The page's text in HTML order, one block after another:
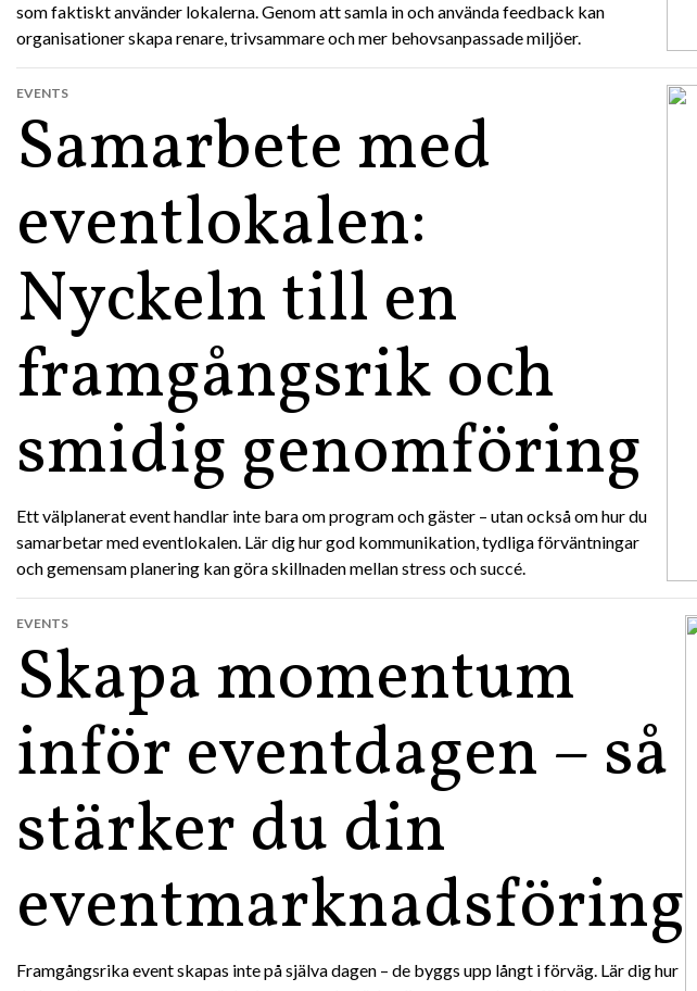
som faktiskt använder lokalerna. Genom att samla in och använda feedback kan
organisationer skapa renare, trivsammare och mer behovsanpassade miljöer.
Samarbete med
eventlokalen:
Nyckeln till en
framgångsrik och
smidig genomföring
EVENTS
Ett välplanerat event handlar inte bara om program och gäster – utan också om hur du
samarbetar med eventlokalen. Lär dig hur god kommunikation, tydliga förväntningar
och gemensam planering kan göra skillnaden mellan stress och succé.
Skapa momentum
inför eventdagen – så
stärker du din
eventmarknadsföring
EVENTS
Framgångsrika event skapas inte på själva dagen – de byggs upp långt i förväg. Lär dig hur